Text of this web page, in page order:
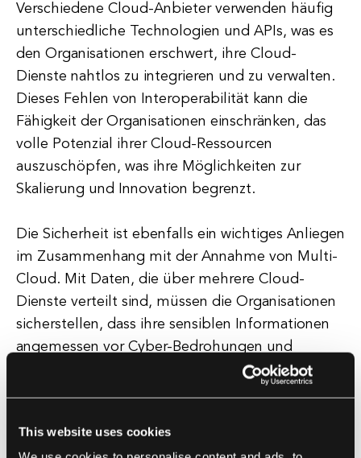
This website uses cookies
Verschiedene Cloud-Anbieter verwenden häufig
unterschiedliche Technologien und APIs, was es
den Organisationen erschwert, ihre Cloud-
Dienste nahtlos zu integrieren und zu verwalten.
Dieses Fehlen von Interoperabilität kann die
Fähigkeit der Organisationen einschränken, das
volle Potenzial ihrer Cloud-Ressourcen
auszuschöpfen, was ihre Möglichkeiten zur
Skalierung und Innovation begrenzt.
Die Sicherheit ist ebenfalls ein wichtiges Anliegen
im Zusammenhang mit der Annahme von Multi-
Cloud. Mit Daten, die über mehrere Cloud-
Dienste verteilt sind, müssen die Organisationen
sicherstellen, dass ihre sensiblen Informationen
angemessen vor Cyber-Bedrohungen und
Datenverletzungen geschützt sind. Die
Prozess sein, der von den Organisationen